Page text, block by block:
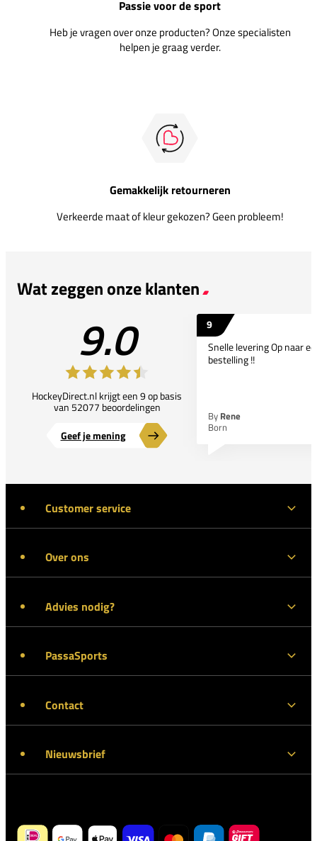
Passie voor de sport
Heb je vragen over onze producten? Onze specialisten
helpen je graag verder.
Gemakkelijk retourneren
Verkeerde maat of kleur gekozen? Geen probleem!
Wat zeggen onze klanten
9.0
HockeyDirect.nl krijgt een 9 op basis
van 52077 beoordelingen
Geef je mening
9
Snelle levering Op naar
bestelling !!
By Rene
Born
Customer service
Over ons
Advies nodig?
PassaSports
Contact
Nieuwsbrief